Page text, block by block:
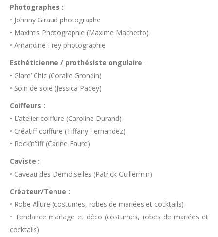
Photographes :
• Johnny Giraud photographe
• Maxim’s Photographie (Maxime Machetto)
• Amandine Frey photographie
Esthéticienne / prothésiste ongulaire :
• Glam’ Chic (Coralie Grondin)
• Soin de soie (Jessica Padey)
Coiffeurs :
• L’atelier coiffure (Caroline Durand)
• Créatiff coiffure (Tiffany Fernandez)
• Rock’n’tiff (Carine Faure)
Caviste :
• Caveau des Demoiselles (Patrick Guillermin)
Créateur/Tenue :
• Robe Allure (costumes, robes de mariées et cocktails)
• Tendance mariage et déco (costumes, robes de mariées et
cocktails)